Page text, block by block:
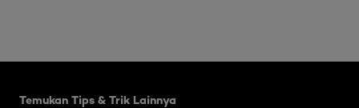
Temukan Tips & Trik Lainnya